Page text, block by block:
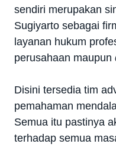
sendiri merupakan
Sugiyarto sebagai
layanan hukum
perusahaan maupun
Disini tersedia tim
pemahaman
Semua itu pastinya
terhadap semua